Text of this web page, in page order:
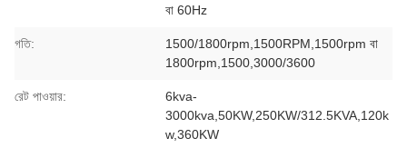
বা 60Hz
গতি:
1500/1800rpm,1500RPM,1500rpm বা
1800rpm,1500,3000/3600
রেট পাওয়ার:
6kva-
3000kva,50KW,250KW/312.5KVA,120k
w,360KW